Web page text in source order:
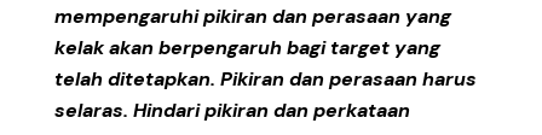
mempengaruhi pikiran dan perasaan yang
kelak akan berpengaruh bagi target yang
telah ditetapkan. Pikiran dan perasaan harus
selaras. Hindari pikiran dan perkataan